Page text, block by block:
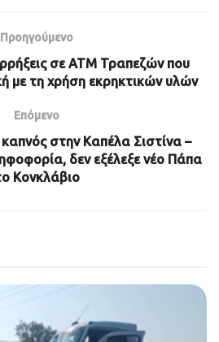
Προηγούμενο
σε ΑΤΜ Τραπεζών που
με τη χρήση εκρηκτικών υλών
Επόμενο
στην Καπέλα Σιστίνα –
δεν εξέλεξε νέο Πάπα
Κονκλάβιο